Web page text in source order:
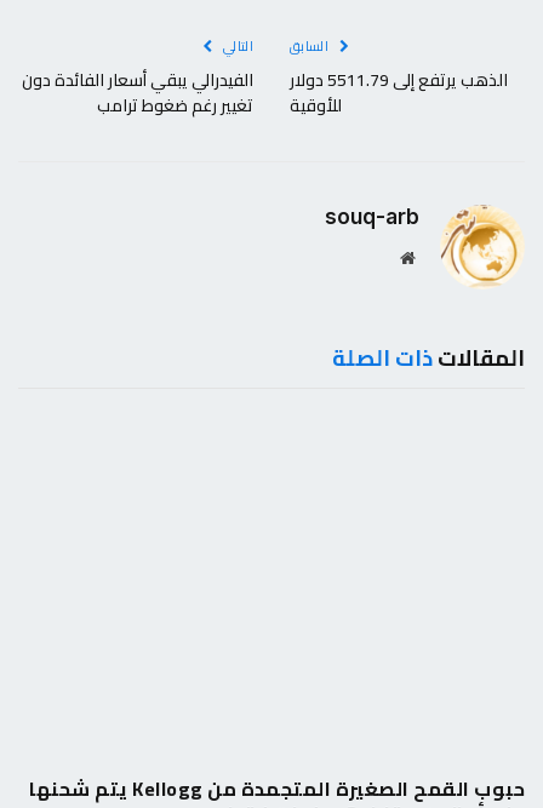
السابق
الذهب يرتفع إلى 5511.79 دولار
للأوقية
التالي
الفيدرالي يبقي أسعار الفائدة دون
تغيير رغم ضغوط ترامب
souq-arb
موقع
المقالاتذات الصلة
حبوب القمح الصغيرة المتجمدة من Kellogg يتم شحنها